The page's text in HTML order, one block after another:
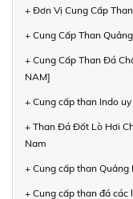
+ Đơn Vị Cung Cấp
+ Cung Cấp Than
+ Cung Cấp Than Đá
NAM]
+ Cung cấp than Indo
+ Than Đá Đốt Lò Hơi
Nam
+ Cung cấp than
+ Cung cấp than đá